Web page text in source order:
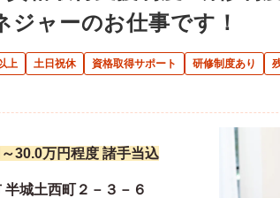
ジャーのお仕事です！
上 土日祝休 資格取得サポート 研修制度あり
30.0万円程度 諸手当込
半城土西町２－３－６